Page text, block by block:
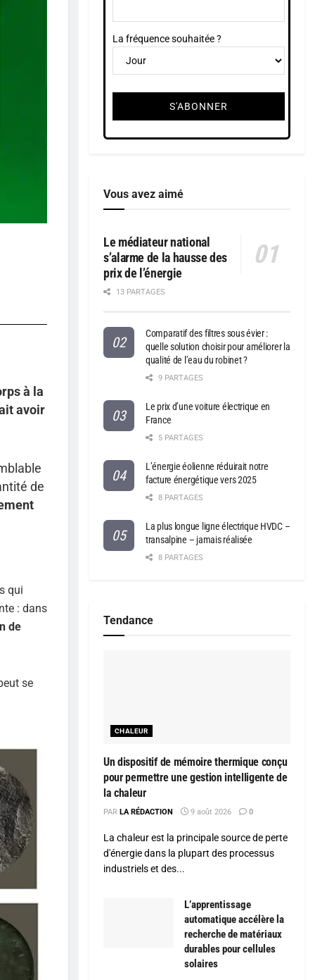
à la
avoir
de
qui
: dans
de
se
La fréquence souhaitée ?
Vous avez aimé
Le médiateur national
s’alarme de la hausse des
prix de l’énergie
13 PARTAGES
Comparatif des filtres sous évier :
quelle solution choisir pour améliorer la
qualité de l’eau du robinet ?
9 PARTAGES
Le prix d’une voiture électrique en
France
5 PARTAGES
L’énergie éolienne réduirait notre
facture énergétique vers 2025
8 PARTAGES
La plus longue ligne électrique HVDC –
transalpine – jamais réalisée
8 PARTAGES
Tendance
CHALEUR
Un dispositif de mémoire thermique conçu
pour permettre une gestion intelligente de
la chaleur
PAR LA RÉDACTION 9 août 2026 0
La chaleur est la principale source de perte
d'énergie dans la plupart des processus
industriels et des...
L’apprentissage
automatique accélère la
recherche de matériaux
durables pour cellules
solaires